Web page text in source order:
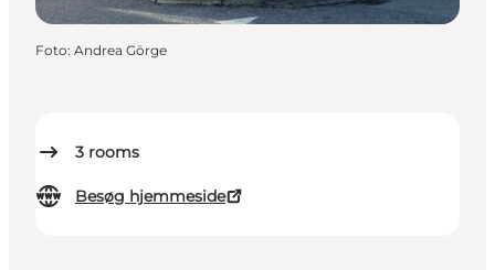
3 rooms
Besøg hjemmeside
Foto: Andrea Görge